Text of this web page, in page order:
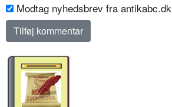
Modtag nyhedsbrev fra antikabc.dk